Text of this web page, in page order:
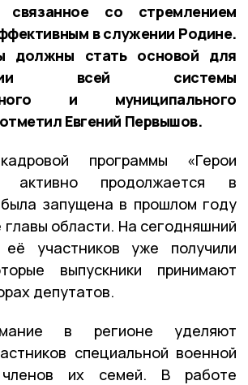
связанное со стремлением
в служении Родине.
должны стать основой для
всей системы
и муниципального
Евгений Первышов.
программы «Герои
активно продолжается в
запущена в прошлом году
главы области. На сегодняшний
участников уже получили
выпускники принимают
депутатов.
в регионе уделяют
специальной военной
их семей. В работе